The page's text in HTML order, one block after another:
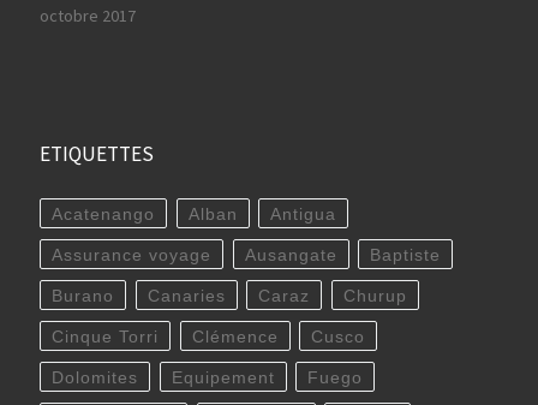
octobre 2017
ETIQUETTES
Acatenango Alban Antigua
Assurance voyage Ausangate Baptiste
Burano Canaries Caraz Churup
Cinque Torri Clémence Cusco
Dolomites Equipement Fuego